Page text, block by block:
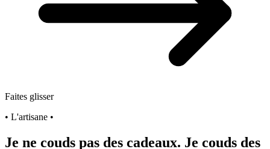
Faites glisser
• L'artisane •
Je ne couds pas des cadeaux. Je couds des